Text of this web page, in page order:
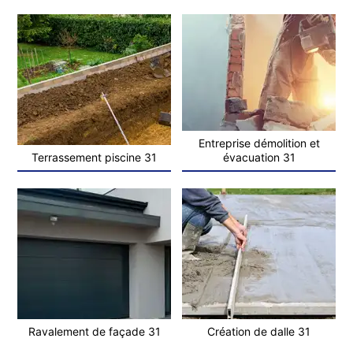
Terrassement piscine 31
Entreprise démolition et
évacuation 31
Ravalement de façade 31 Création de dalle 31